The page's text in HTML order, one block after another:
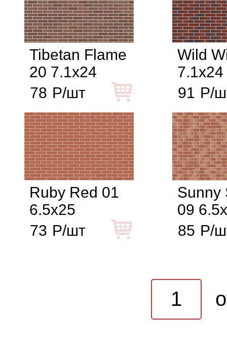
Tibetan Flame
20 7.1x24
78 Р/шт
Wild
7.1x24
91 Р/
Ruby Red 01
6.5x25
73 Р/шт
Sunny
09
85 Р/